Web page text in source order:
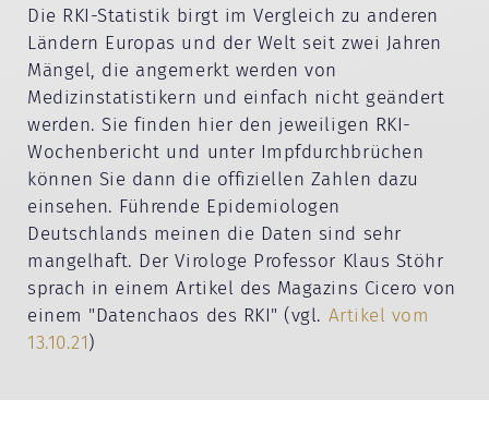
Die RKI-Statistik birgt im Vergleich zu anderen
Ländern Europas und der Welt seit zwei Jahren
Mängel, die angemerkt werden von
Medizinstatistikern und einfach nicht geändert
werden. Sie finden hier den jeweiligen RKI-
Wochenbericht und unter Impfdurchbrüchen
können Sie dann die offiziellen Zahlen dazu
einsehen. Führende Epidemiologen
Deutschlands meinen die Daten sind sehr
mangelhaft. Der Virologe Professor Klaus Stöhr
sprach in einem Artikel des Magazins Cicero von
einem "Datenchaos des RKI" (vgl. Artikel vom
13.10.21)